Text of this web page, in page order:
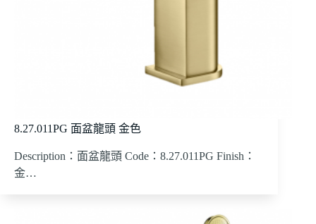
8.27.011PG 面盆龍頭 金色
Description：面盆龍頭 Code：8.27.011PG Finish：
金…